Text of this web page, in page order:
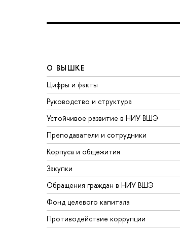
О ВЫШКЕ
Цифры и факты
Руководство и структура
Устойчивое развитие в НИУ ВШЭ
Преподаватели и сотрудники
Корпуса и общежития
Закупки
Обращения граждан в НИУ ВШЭ
Фонд целевого капитала
Противодействие коррупции